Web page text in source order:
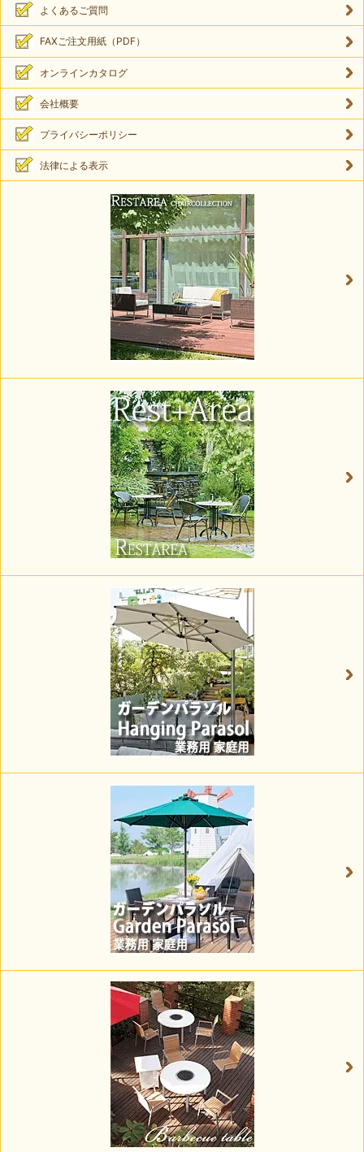
よくあるご質問
FAXご注文用紙（PDF）
オンラインカタログ
会社概要
プライバシーポリシー
法律による表示